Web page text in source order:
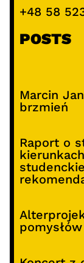
+48 58
POSTS
Marcin
brzmień
Raport o
pomysłów